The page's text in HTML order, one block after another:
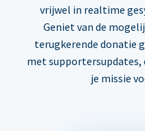
vrijwel in realtime
Geniet van de
terugkerende donatie
met supportersupdates,
je missie